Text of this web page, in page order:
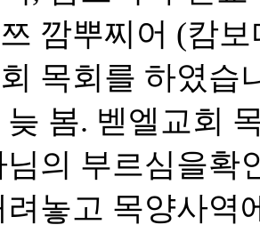
깜뿌찌어 (캄
목회를 하였습
늦 봄. 벧엘교회
님의 부르심을확
려놓고 목양사역